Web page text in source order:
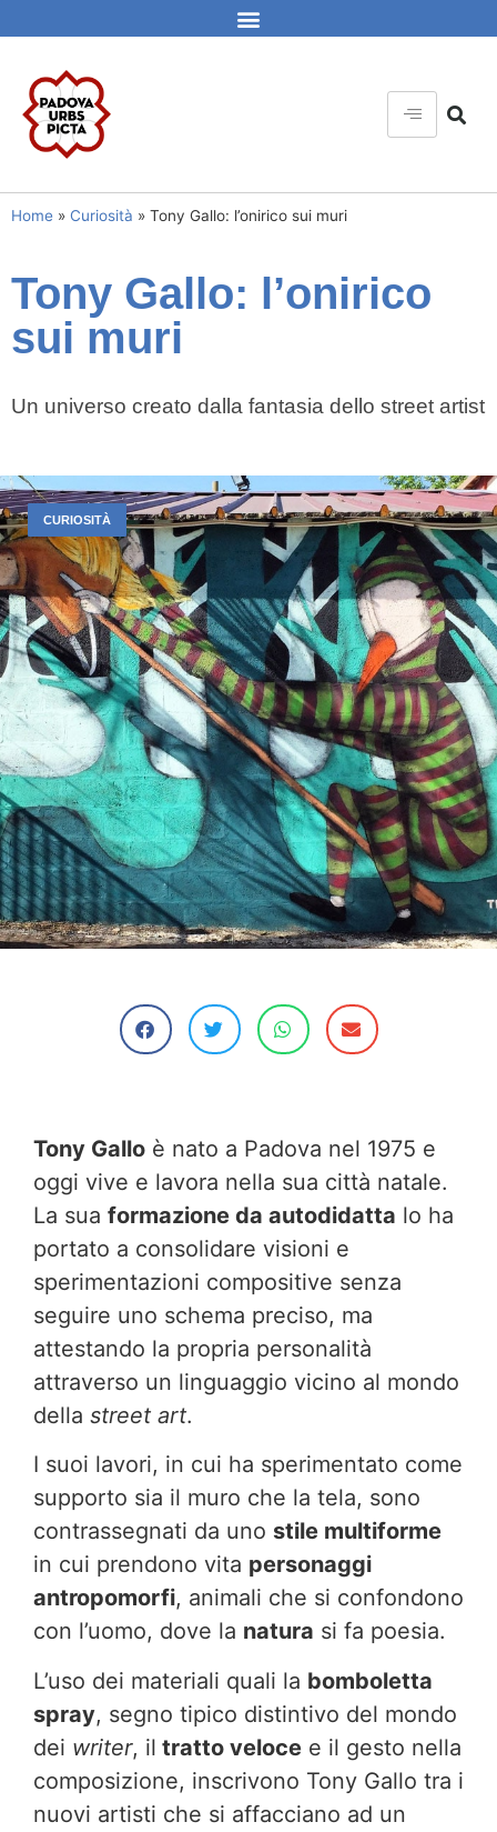
Home » Curiosità » Tony Gallo: l’onirico sui muri
Tony Gallo: l’onirico
sui muri
Un universo creato dalla fantasia dello street artist
CURIOSITÀ
Tony Gallo è nato a Padova nel 1975 e
oggi vive e lavora nella sua città natale.
La sua formazione da autodidatta lo ha
portato a consolidare visioni e
sperimentazioni compositive senza
seguire uno schema preciso, ma
attestando la propria personalità
attraverso un linguaggio vicino al mondo
della street art.
I suoi lavori, in cui ha sperimentato come
supporto sia il muro che la tela, sono
contrassegnati da uno stile multiforme
in cui prendono vita personaggi
antropomorfi, animali che si confondono
con l’uomo, dove la natura si fa poesia.
L’uso dei materiali quali la bomboletta
spray, segno tipico distintivo del mondo
dei writer, il tratto veloce e il gesto nella
composizione, inscrivono Tony Gallo tra i
nuovi artisti che si affacciano ad un